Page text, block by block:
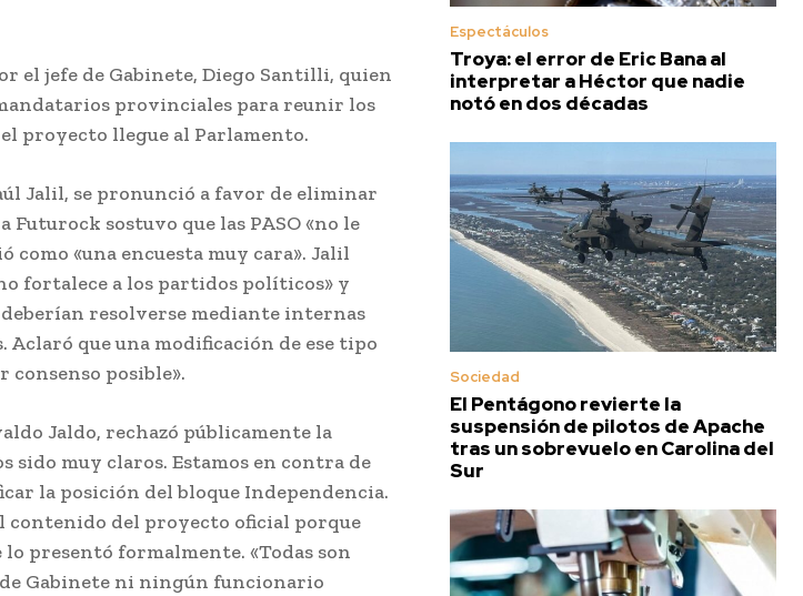
el jefe de Gabinete, Diego Santilli, quien
provinciales para reunir los
proyecto llegue al Parlamento.
Jalil, se pronunció a favor de eliminar
Futurock sostuvo que las PASO «no le
como «una encuesta muy cara». Jalil
fortalece a los partidos políticos» y
resolverse mediante internas
que una modificación de ese tipo
consenso posible».
Jaldo, rechazó públicamente la
sido muy claros. Estamos en contra de
la posición del bloque Independencia.
contenido del proyecto oficial porque
presentó formalmente. «Todas son
Gabinete ni ningún funcionario
Espectáculos
Troya: el error de Eric Bana al
interpretar a Héctor que nadie
notó en dos décadas
Sociedad
El Pentágono revierte la
suspensión de pilotos de Apache
tras un sobrevuelo en Carolina del
Sur